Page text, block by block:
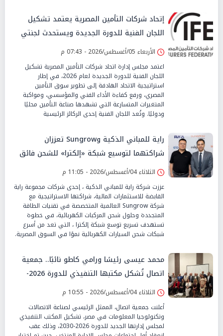
إتحاد شركات التأمين المصرية يعتمد تشكيل
اللجان الفنية للدورة الجديدة ويستحدث لجنتي
الأمن السيبراني والإستثمار والإدخار
الأربعاء 05/أغسطس/2026 - 07:43 م
اعتمد مجلس إدارة اتحاد شركات التأمين المصرية تشكيل
اللجان الفنية للدورة الجديدة لعام 2026، في إطار
استراتيجية الاتحاد الهادفة إلى تطوير سوق التأمين
المصري، ورفع كفاءة الأداء الفني والمؤسسي، ومواكبة
المتغيرات المتسارعة التي تشهدها صناعة التأمين محليًا
ودوليًا. وتُعد اللجان الفنية إحدى الركائز الرئيسية
راية للمباني الذكية وSungrow تعززان
شراكتهما لتوسيع شبكة «إلكترا» للشحن فائق
السرعة في مصر
الثلاثاء 04/أغسطس/2026 - 11:05 م
عززت شركة راية للمباني الذكية ، إحدى شركات مجموعة راية
القابضة للاستثمارات المالية، شراكتها الاستراتيجية مع
شركة Sungrow العالمية المتخصصة في تقنيات الطاقة
المتجددة وحلول شحن المركبات الكهربائية، في خطوة
تستهدف تسريع توسع شبكة إلكترا ، التي تعد من أسرع
شبكات شحن السيارات الكهربائية نموًا في السوق المصرية.
محمد عيسى رئيسًا ورامي كاطو نائبًا.. جمعية
اتصال تُشكل مكتبها التنفيذي للدورة 2026-
2030الثلاثاء 04/أغسطس/2026 - 10:55 م
أعلنت جمعية اتصال، الممثل الرئيسي لصناعة الاتصالات
وتكنولوجيا المعلومات في مصر، تشكيل المكتب التنفيذي
لمجلس إدارتها الجديد للدورة 2026-2030، وذلك عقب